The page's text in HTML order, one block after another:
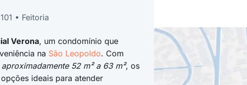
• Feitoria
Verona, um condomínio que
na São Leopoldo. Com
aproximadamente 52 m² a 63 m², os
ideais para atender